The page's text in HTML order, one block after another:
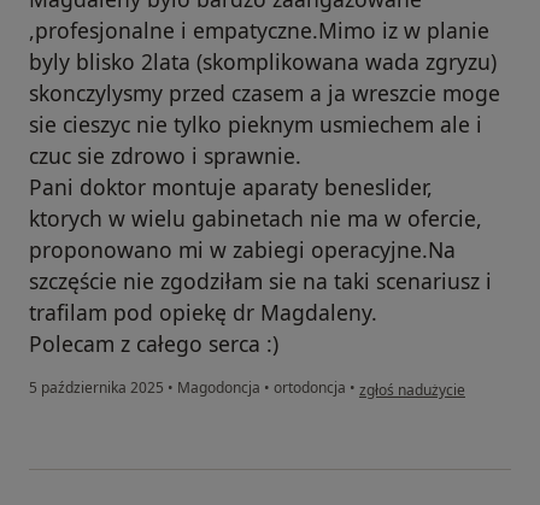
,profesjonalne i empatyczne.Mimo iz w planie
byly blisko 2lata (skomplikowana wada zgryzu)
skonczylysmy przed czasem a ja wreszcie moge
sie cieszyc nie tylko pieknym usmiechem ale i
czuc sie zdrowo i sprawnie.
Pani doktor montuje aparaty beneslider,
ktorych w wielu gabinetach nie ma w ofercie,
proponowano mi w zabiegi operacyjne.Na
szczęście nie zgodziłam sie na taki scenariusz i
trafilam pod opiekę dr Magdaleny.
Polecam z całego serca :)
5 października 2025 • Magodoncja • ortodoncja • w opinii użytkownika
zgłoś nadużycie